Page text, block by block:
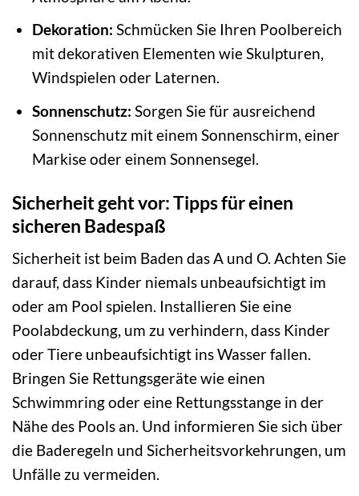
Dekoration: Schmücken Sie Ihren Poolbereich
mit dekorativen Elementen wie Skulpturen,
Windspielen oder Laternen.
Sonnenschutz: Sorgen Sie für ausreichend
Sonnenschutz mit einem Sonnenschirm, einer
Markise oder einem Sonnensegel.
Sicherheit geht vor: Tipps für einen
sicheren Badespaß
Sicherheit ist beim Baden das A und O. Achten Sie
darauf, dass Kinder niemals unbeaufsichtigt im
oder am Pool spielen. Installieren Sie eine
Poolabdeckung, um zu verhindern, dass Kinder
oder Tiere unbeaufsichtigt ins Wasser fallen.
Bringen Sie Rettungsgeräte wie einen
Schwimmring oder eine Rettungsstange in der
Nähe des Pools an. Und informieren Sie sich über
die Baderegeln und Sicherheitsvorkehrungen, um
Unfälle zu vermeiden.